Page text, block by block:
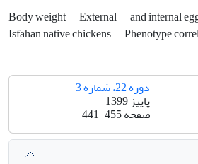
Body weight External
and internal
Isfahan native chickens
Phenotype
دوره 22، شماره 3
پاییز 1399
صفحه441-455